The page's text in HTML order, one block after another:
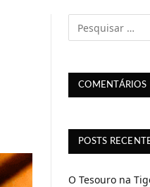
COMENTÁRIOS
POSTS
O Tesouro na